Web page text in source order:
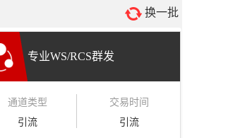
换一批
专业WS/RCS群发
通道类型
引流
交易时间
引流